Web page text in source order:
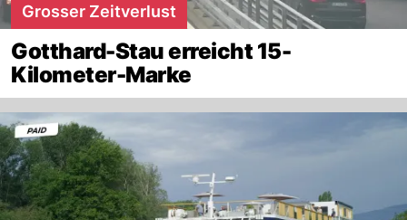
Grosser Zeitverlust
Gotthard-Stau erreicht 15-
Kilometer-Marke